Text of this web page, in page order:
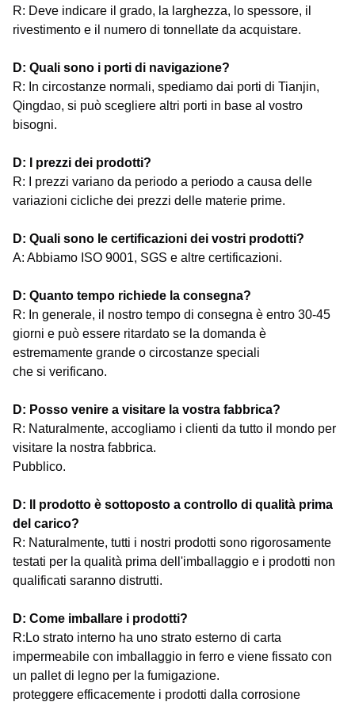
R: Deve indicare il grado, la larghezza, lo spessore, il
rivestimento e il numero di tonnellate da acquistare.
D: Quali sono i porti di navigazione?
R: In circostanze normali, spediamo dai porti di Tianjin,
Qingdao, si può scegliere altri porti in base al vostro
bisogni.
D: I prezzi dei prodotti?
R: I prezzi variano da periodo a periodo a causa delle
variazioni cicliche dei prezzi delle materie prime.
D: Quali sono le certificazioni dei vostri prodotti?
A: Abbiamo ISO 9001, SGS e altre certificazioni.
D: Quanto tempo richiede la consegna?
R: In generale, il nostro tempo di consegna è entro 30-45
giorni e può essere ritardato se la domanda è
estremamente grande o circostanze speciali
che si verificano.
D: Posso venire a visitare la vostra fabbrica?
R: Naturalmente, accogliamo i clienti da tutto il mondo per
visitare la nostra fabbrica.
Pubblico.
D: Il prodotto è sottoposto a controllo di qualità prima
del carico?
R: Naturalmente, tutti i nostri prodotti sono rigorosamente
testati per la qualità prima dell'imballaggio e i prodotti non
qualificati saranno distrutti.
D: Come imballare i prodotti?
R:Lo strato interno ha uno strato esterno di carta
impermeabile con imballaggio in ferro e viene fissato con
un pallet di legno per la fumigazione.
proteggere efficacemente i prodotti dalla corrosione